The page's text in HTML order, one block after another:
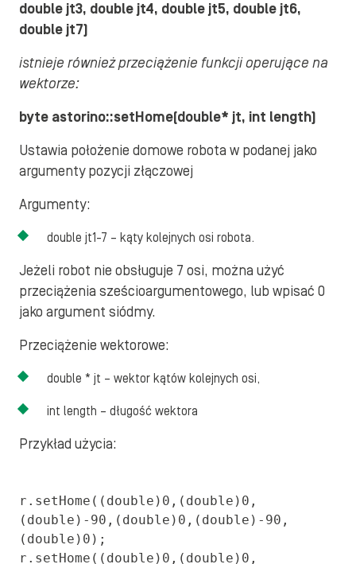
double jt3, double jt4, double jt5, double jt6,
double jt7)
istnieje również przeciążenie funkcji operujące na
wektorze:
byte astorino::setHome(double* jt, int length)
Ustawia położenie domowe robota w podanej jako
argumenty pozycji złączowej
Argumenty:
double jt1-7 – kąty kolejnych osi robota.
Jeżeli robot nie obsługuje 7 osi, można użyć
przeciążenia sześcioargumentowego, lub wpisać 0
jako argument siódmy.
Przeciążenie wektorowe:
double * jt – wektor kątów kolejnych osi,
int length – długość wektora
Przykład użycia:
r.setHome((double)0,(double)0,
(double)-90,(double)0,(double)-90,
(double)0);
r.setHome((double)0,(double)0,